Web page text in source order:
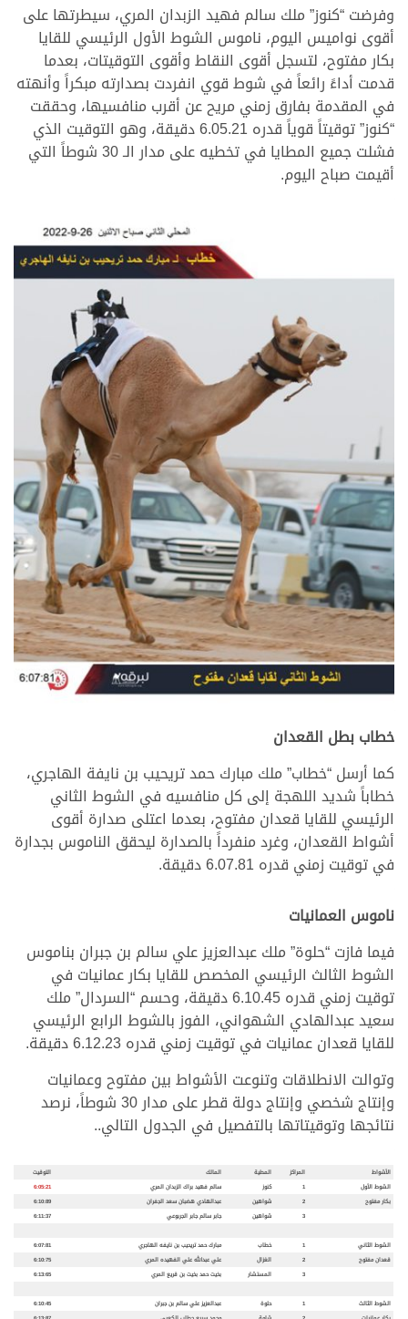
وفرضت “كنوز” ملك سالم فهيد الزبدان المري، سيطرتها على
أقوى نواميس اليوم، ناموس الشوط الأول الرئيسي للقايا
بكار مفتوح، لتسجل أقوى النقاط وأقوى التوقيتات، بعدما
قدمت أداءً رائعاً في شوط قوي انفردت بصدارته مبكراً وأنهته
في المقدمة بفارق زمني مريح عن أقرب منافسيها، وحققت
“كنوز” توقيتاً قوياً قدره 6.05.21 دقيقة، وهو التوقيت الذي
فشلت جميع المطايا في تخطيه على مدار الـ 30 شوطاً التي
أقيمت صباح اليوم.
خطاب بطل القعدان
كما أرسل “خطاب” ملك مبارك حمد تريحيب بن نايفة الهاجري،
خطاباً شديد اللهجة إلى كل منافسيه في الشوط الثاني
الرئيسي للقايا قعدان مفتوح، بعدما اعتلى صدارة أقوى
أشواط القعدان، وغرد منفرداً بالصدارة ليحقق الناموس بجدارة
في توقيت زمني قدره 6.07.81 دقيقة.
ناموس العمانيات
فيما فازت “حلوة” ملك عبدالعزيز علي سالم بن جبران بناموس
الشوط الثالث الرئيسي المخصص للقايا بكار عمانيات في
توقيت زمني قدره 6.10.45 دقيقة، وحسم “السردال” ملك
سعيد عبدالهادي الشهواني، الفوز بالشوط الرابع الرئيسي
للقايا قعدان عمانيات في توقيت زمني قدره 6.12.23 دقيقة.
وتوالت الانطلاقات وتنوعت الأشواط بين مفتوح وعمانيات
وإنتاج شخصي وإنتاج دولة قطر على مدار 30 شوطاً، نرصد
نتائجها وتوقيتاتها بالتفصيل في الجدول التالي..
الأشواط المراكز المطية المالك
التوقيت
الشوط الأول
1 كنوز سالم فهيد براك الزبدان المري
6:05:21
بكار مفتوح
2 شواهين عبدالهادي هضبان سعد الجفران
6:10:89
3
شواهين جابر سالم جابر الجربوعي 6:11:37
الشوط الثاني 1 خطاب مبارك حمد تريحيب بن نايفه الهاجري
6:07:81
قعدان مفتوح
2 الغزال علي عبدالله علي الفهيده المري
6:10:75
3
المستشار بخيت حمد بخيت بن قريع المري 6:13:65
الشوط الثالث 1 حلوة عبدالعزيز علي سالم بن جبران
6:10:45